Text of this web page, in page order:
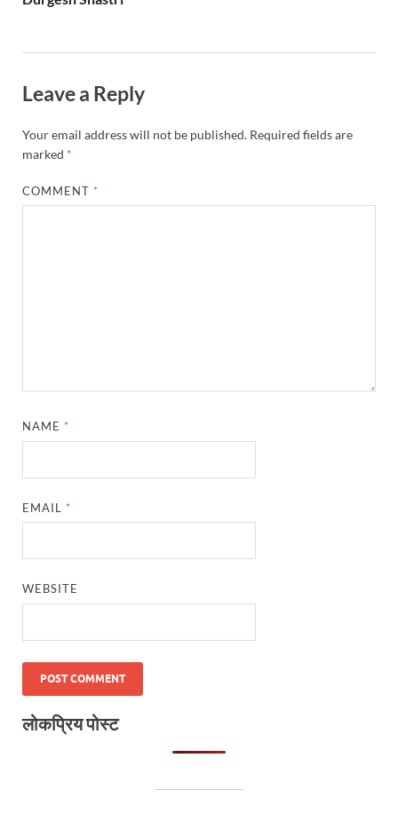
Leave a Reply
Your email address will not be published. Required fields are
marked *
COMMENT *
NAME *
EMAIL *
WEBSITE
लोकप्रिय पोस्ट